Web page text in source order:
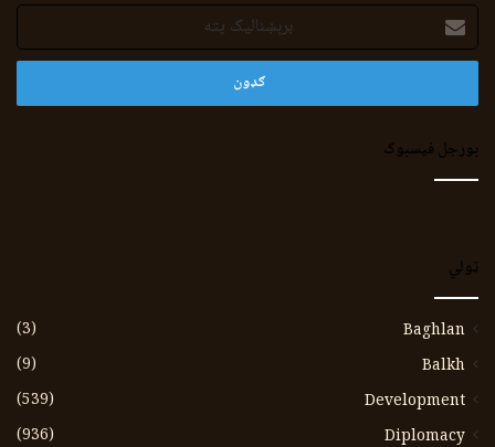
برېښنالیک
پته
بورجل فیسبوک
ټولي
Baghlan
(3)
Balkh
(9)
Development
(539)
Diplomacy
(936)